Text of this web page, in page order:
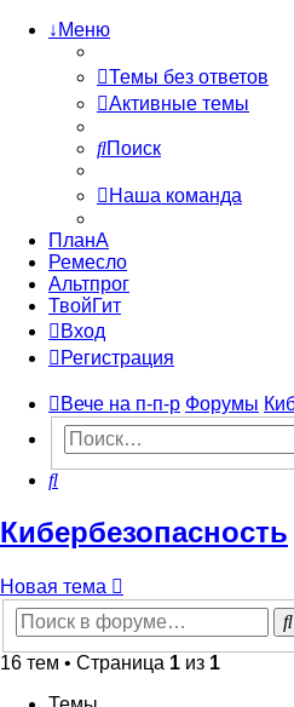
↓Меню
Темы без ответов
Активные темы
Поиск
Наша команда
ПланА
Ремесло
Альтпрог
ТвойГит
Вход
Регистрация
Вече на п-п-р Форумы
Поиск
Кибербезопасность
Новая тема
16 тем • Страница 1 из 1